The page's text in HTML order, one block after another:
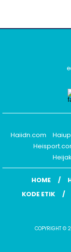
Haiidn.com
HOME
KODE ETIK
COPYRIGHT ©